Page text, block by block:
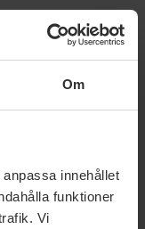
Om
innehållet
funktioner
Vi
som
och
resor).